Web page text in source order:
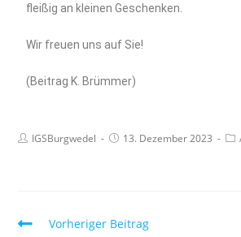
fleißig an kleinen Geschenken.
Wir freuen uns auf Sie!
(Beitrag K. Brümmer)
IGSBurgwedel 13. Dezember 2023
Vorheriger Beitrag